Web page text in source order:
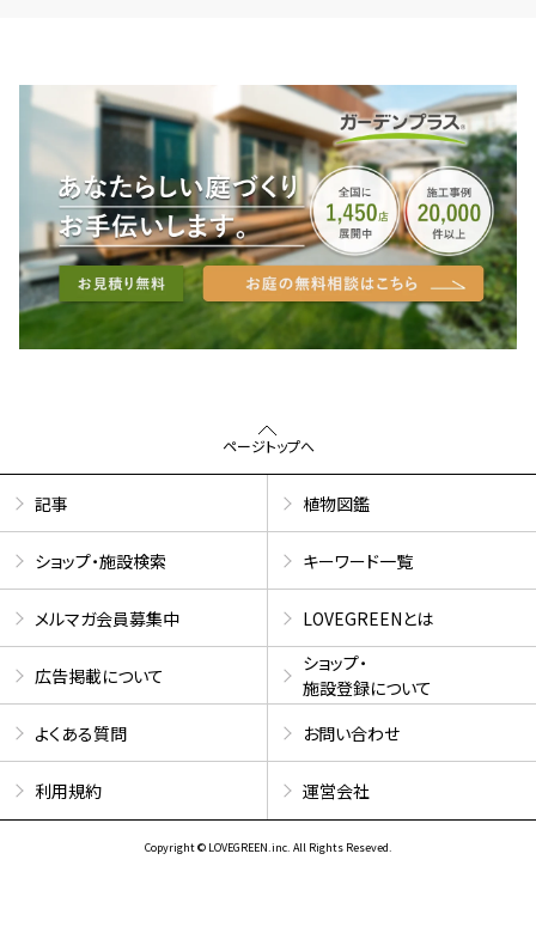
ページトップへ
記事 植物図鑑
ショップ・施設検索 キーワード一覧
メルマガ会員募集中 LOVEGREENとは
広告掲載について
ショップ・
施設登録について
よくある質問
お問い合わせ
利用規約 運営会社
Copyright © LOVEGREEN.inc. All Rights Reseved.